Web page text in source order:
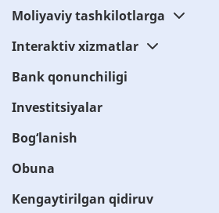
Moliyaviy tashkilotlarga
Interaktiv xizmatlar
Bank qonunchiligi
Investitsiyalar
Bog‘lanish
Obuna
Kengaytirilgan qidiruv